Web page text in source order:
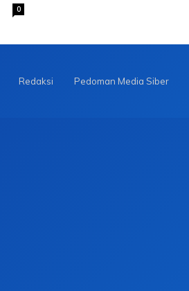
0
Redaksi Pedoman Media Siber